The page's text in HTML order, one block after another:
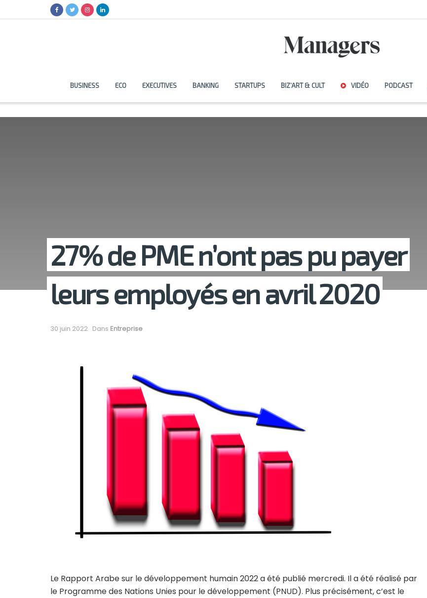
BUSINESS ECO EXECUTIVES BANKING STARTUPS BIZ’ART & CULT VIDÉO PODCAST
27% de PME n’ont pas pu payer
leurs employés en avril 2020
30 juin 2022 Dans Entreprise
Le Rapport Arabe sur le développement humain 2022 a été publié mercredi. Il a été réalisé par
le Programme des Nations Unies pour le développement (PNUD). Plus précisément, c’est le